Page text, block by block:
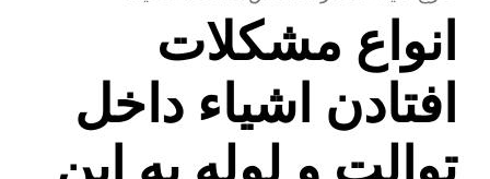
انواع مشکلات
افتادن اشیاء داخل
توالت و لوله به این